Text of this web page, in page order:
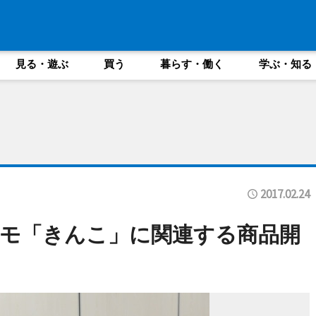
見る・遊ぶ 買う 暮らす・働く 学ぶ・知る
2017.02.24
「きんこ」に関連する商品開